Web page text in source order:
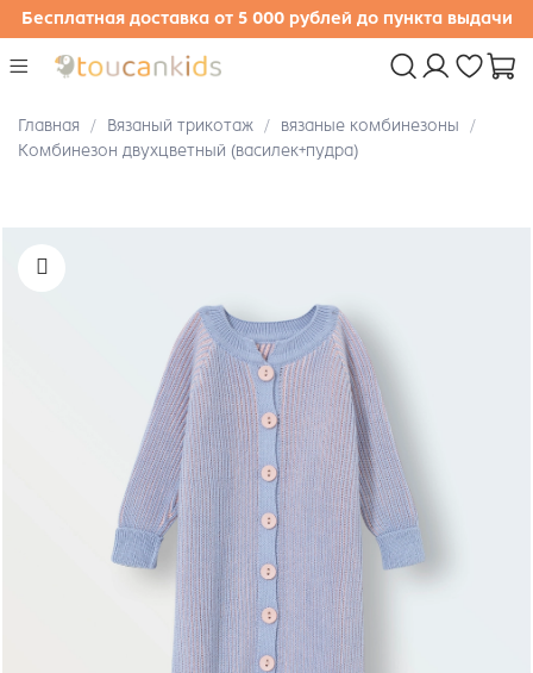
Бесплатная доставка от 5 000 рублей до пункта выдачи
Главная Вязаный трикотаж
вязаные комбинезоны
Комбинезон двухцветный (василек+пудра)